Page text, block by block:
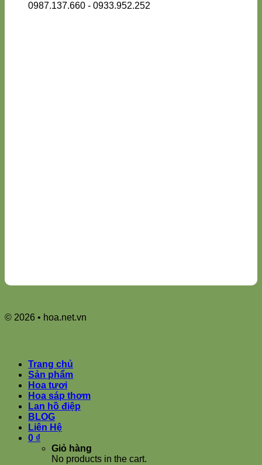
0987.137.660 - 0933.952.252
© 2026 • hoa.net.vn
Trang chủ
Sản phẩm
Hoa tươi
Hoa sáp thơm
Lan hồ điệp
BLOG
Liên Hệ
0 ₫
Giỏ hàng
No products in the cart.